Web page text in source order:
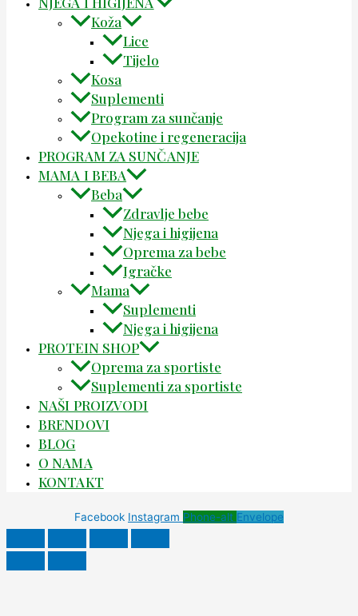
Koža
Lice
Tijelo
Kosa
Suplementi
Program za sunčanje
Opekotine i regeneracija
PROGRAM ZA SUNČANJE
MAMA I BEBA
Beba
Zdravlje bebe
Njega i higijena
Oprema za bebe
Igračke
Mama
Suplementi
Njega i higijena
PROTEIN SHOP
Oprema za sportiste
Suplementi za sportiste
NAŠI PROIZVODI
BRENDOVI
BLOG
O NAMA
KONTAKT
Facebook Instagram Phone-alt Envelope